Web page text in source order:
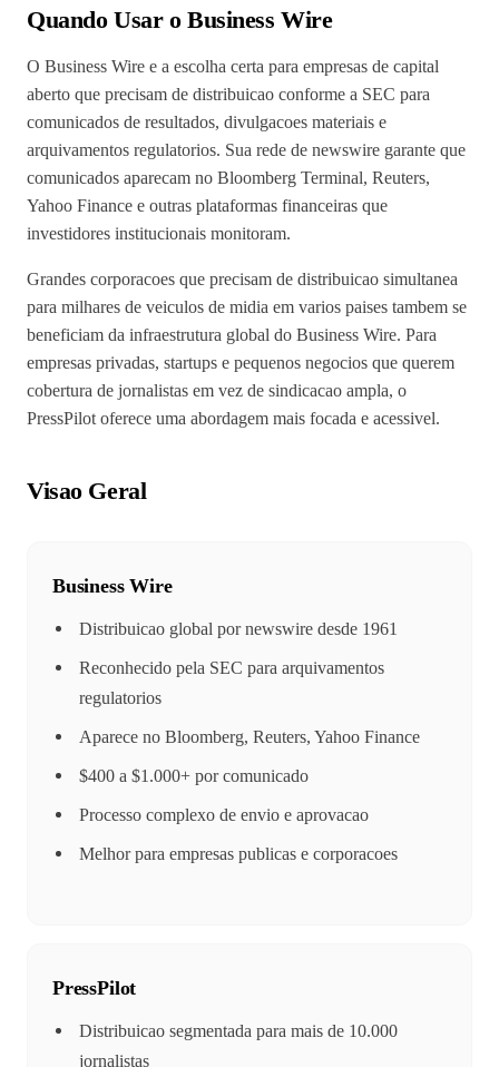
Quando Usar o Business Wire
O Business Wire e a escolha certa para empresas de capital
aberto que precisam de distribuicao conforme a SEC para
comunicados de resultados, divulgacoes materiais e
arquivamentos regulatorios. Sua rede de newswire garante que
comunicados aparecam no Bloomberg Terminal, Reuters,
Yahoo Finance e outras plataformas financeiras que
investidores institucionais monitoram.
Grandes corporacoes que precisam de distribuicao simultanea
para milhares de veiculos de midia em varios paises tambem se
beneficiam da infraestrutura global do Business Wire. Para
empresas privadas, startups e pequenos negocios que querem
cobertura de jornalistas em vez de sindicacao ampla, o
PressPilot oferece uma abordagem mais focada e acessivel.
Visao Geral
Business Wire
Distribuicao global por newswire desde 1961
Reconhecido pela SEC para arquivamentos
regulatorios
Aparece no Bloomberg, Reuters, Yahoo Finance
$400 a $1.000+ por comunicado
Processo complexo de envio e aprovacao
Melhor para empresas publicas e corporacoes
PressPilot
Distribuicao segmentada para mais de 10.000
jornalistas